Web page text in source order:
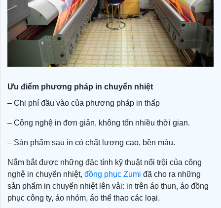
Ưu điểm phương pháp in chuyển nhiệt
– Chi phí đầu vào của phương pháp in thấp
– Công nghệ in đơn giản, không tốn nhiều thời gian.
– Sản phẩm sau in có chất lượng cao, bền màu.
Nắm bắt được những đặc tính kỹ thuật nổi trội của công
nghệ in chuyển nhiệt, đồng phục Zumi đã cho ra những
sản phẩm in chuyển nhiệt lên vải: in trên áo thun, áo đồng
phục công ty, áo nhóm, áo thể thao các loại.